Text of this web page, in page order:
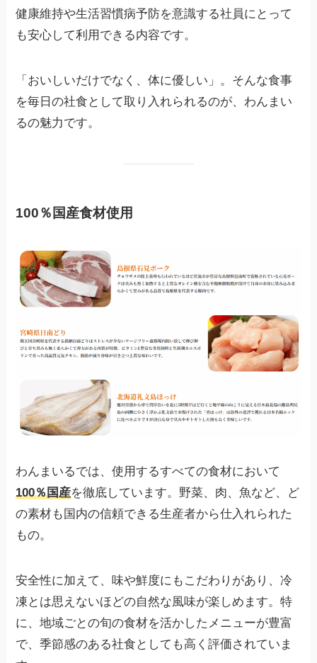
健康維持や生活習慣病予防を意識する社員にとって
も安心して利用できる内容です。
「おいしいだけでなく、体に優しい」。そんな食事
を毎日の社食として取り入れられるのが、わんまい
るの魅力です。
100％国産食材使用
わんまいるでは、使用するすべての食材において
100％国産を徹底しています。野菜、肉、魚など、ど
の素材も国内の信頼できる生産者から仕入れられた
もの。
安全性に加えて、味や鮮度にもこだわりがあり、冷
凍とは思えないほどの自然な風味が楽しめます。特
に、地域ごとの旬の食材を活かしたメニューが豊富
で、季節感のある社食としても高く評価されていま